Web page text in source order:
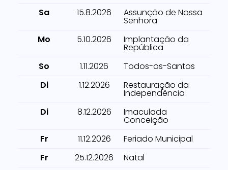
Sa
15.8.2026 Assunção de Nossa
Senhora
Mo
5.10.2026 Implantação da
República
So
1.11.2026
Todos-os-Santos
Di
1.12.2026 Restauração da
Independência
Di
8.12.2026 Imaculada
Conceição
Fr
11.12.2026
Feriado Municipal
Fr
25.12.2026
Natal